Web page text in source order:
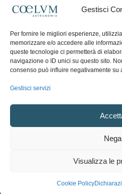
Gestisci
Per fornire le migliori esperienze,
memorizzare e/o accedere alle
queste tecnologie ci permetterà di
navigazione o ID unici su questo sito.
consenso può influire negativamente su
Gestisci servizi
Nega
Visualizza le
Cookie Policy
News di Astronomia
Cielo del Mese
Astronomia, Astrofisica e Cosmologia
Articoli e Risorse On-Line
Copyright © 1997 - 2024
Termini e
Regolamento Community e Aree di